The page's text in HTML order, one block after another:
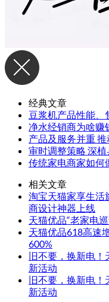
经典文章
豆浆机产品性能、
净水经销商为啥赚
产品及服务并重
审时调整策略 深
传统家电商家如何
相关文章
淘宝天猫家享生活
商设计神器上线
天猫优品“老家电
天猫优品618高速
600%
旧不要，换新电！
新活动
旧不要，换新电！
新活动